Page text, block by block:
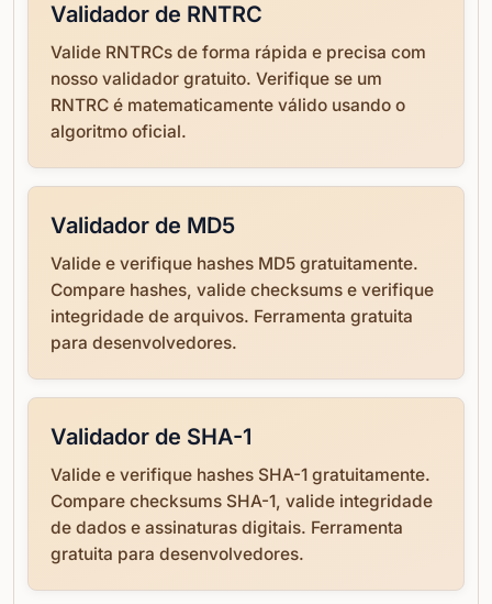
Validador de RNTRC
Valide RNTRCs de forma rápida e precisa com
nosso validador gratuito. Verifique se um
RNTRC é matematicamente válido usando o
algoritmo oficial.
Validador de MD5
Valide e verifique hashes MD5 gratuitamente.
Compare hashes, valide checksums e verifique
integridade de arquivos. Ferramenta gratuita
para desenvolvedores.
Validador de SHA-1
Valide e verifique hashes SHA-1 gratuitamente.
Compare checksums SHA-1, valide integridade
de dados e assinaturas digitais. Ferramenta
gratuita para desenvolvedores.